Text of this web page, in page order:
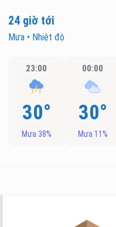
24 giờ tới
Mưa • Nhiệt độ
23:00
30°
Mưa 38%
00:00
30°
Mưa 11%